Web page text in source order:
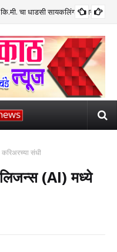
चा धाडसी सायकलिंग प्रवास पूर्ण
संधी
(AI) मध्ये